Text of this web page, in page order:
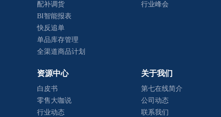
配补调货
BI智能报表
快反追单
单品库存管理
全渠道商品计划
行业峰会
资源中心
白皮书
零售大咖说
行业动态
关于我们
第七在线简介
公司动态
联系我们